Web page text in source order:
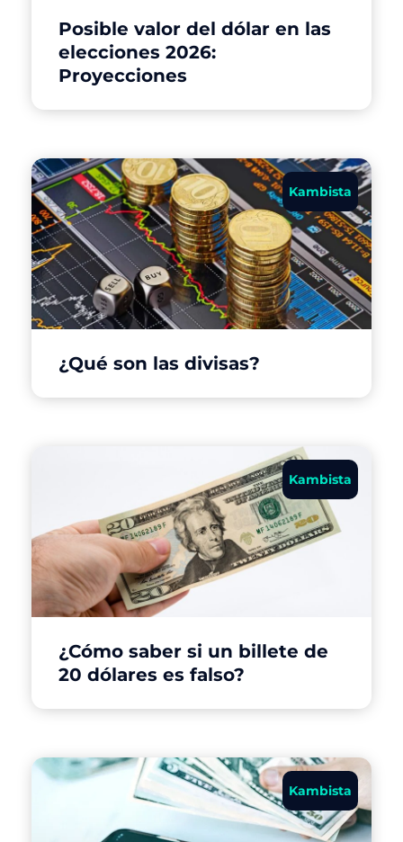
Posible valor del dólar en las
elecciones 2026:
Proyecciones
Kambista
¿Qué son las divisas?
Kambista
¿Cómo saber si un billete de
20 dólares es falso?
Kambista